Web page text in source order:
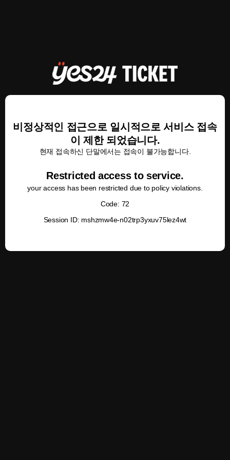
비정상적인 접근으로 일시적으로 서비스 접속
이 제한 되었습니다.
현재 접속하신 단말에서는 접속이 불가능합니다.
Restricted access to service.
your access has been restricted due to policy violations.
Code: 72
Session ID: mshzmw4e-n02trp3yxuv75lez4wt